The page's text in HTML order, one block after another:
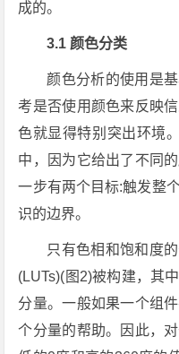
成的。
3.1 颜色分类
颜色分析的使用是
考是否使用颜色来反映
色就显得特别突出环境
中，因为它给出了不同
一步有两个目标:触发整
识的边界。
只有色相和饱和度
(LUTs)(图2)被构建，其
分量。一般如果一个组
个分量的帮助。因此，